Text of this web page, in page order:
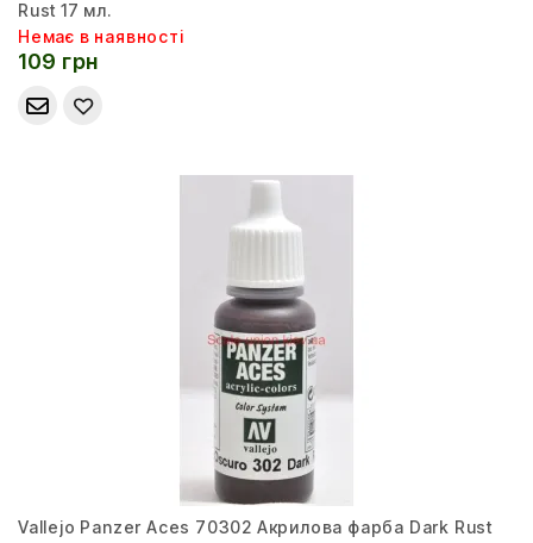
Rust 17 мл.
Немає в наявності
109 грн
Vallejo Panzer Aces 70302 Акрилова фарба Dark Rust